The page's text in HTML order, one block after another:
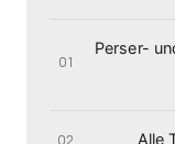
01
Perser-
02 Alle